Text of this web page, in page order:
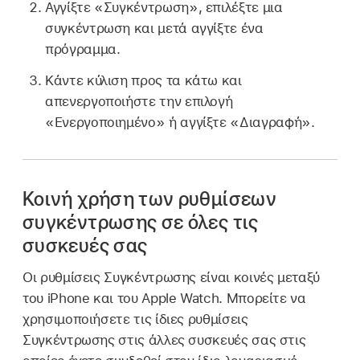
Αγγίξτε «Συγκέντρωση», επιλέξτε μια
συγκέντρωση και μετά αγγίξτε ένα
πρόγραμμα.
Κάντε κύλιση προς τα κάτω και
απενεργοποιήστε την επιλογή
«Ενεργοποιημένο» ή αγγίξτε «Διαγραφή».
Κοινή χρήση των ρυθμίσεων
συγκέντρωσης σε όλες τις
συσκευές σας
Οι ρυθμίσεις Συγκέντρωσης είναι κοινές μεταξύ
του iPhone και του Apple Watch. Μπορείτε να
χρησιμοποιήσετε τις ίδιες ρυθμίσεις
Συγκέντρωσης στις άλλες συσκευές σας στις